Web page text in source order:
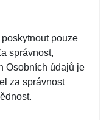
pouze
správnost,
Osobních údajů je
za správnost